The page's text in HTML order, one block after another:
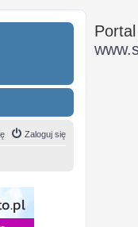
Zaloguj się